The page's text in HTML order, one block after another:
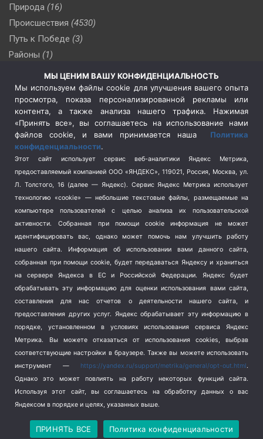
Природа (16)
Происшествия (4530)
Путь к Победе (3)
Районы (1)
(510)
Сельское хозяйство (3)
Социальная политика
(3)
Спецоперация в Украине
Спецоперация на Украине
(404)
Спорт (740)
Терроризм (1)
Транспорт (262)
Туризм (178)
Флот (76)
Школа и спорт (2)
Экология (8)
Экономика (1172)
Copyright © 2026
Политика конфиденциальности
МЫ ЦЕНИМ ВАШУ КОНФИДЕНЦИАЛЬНОСТЬ
Мы используем файлы cookie для улучшения вашего опыта
просмотра, показа персонализированной рекламы или
контента, а также анализа нашего трафика. Нажимая
«Принять все», вы соглашаетесь на использование нами
файлов cookie, и вами принимается наша Политика
конфиденциальности.
Этот сайт использует сервис веб-аналитики Яндекс Метрика,
предоставляемый компанией ООО «ЯНДЕКС», 119021, Россия, Москва, ул.
Л. Толстого, 16 (далее — Яндекс). Сервис Яндекс Метрика использует
технологию «cookie» — небольшие текстовые файлы, размещаемые на
компьютере пользователей с целью анализа их пользовательской
активности.
Собранная при помощи cookie информация не может
идентифицировать вас, однако может помочь нам улучшить работу
нашего сайта. Информация об использовании вами данного сайта,
собранная при помощи cookie, будет передаваться Яндексу и храниться
на сервере Яндекса в ЕС и Российской Федерации. Яндекс будет
обрабатывать эту информацию для оценки использования вами сайта,
составления для нас отчетов о деятельности нашего сайта, и
предоставления других услуг. Яндекс обрабатывает эту информацию в
порядке, установленном в условиях использования сервиса Яндекс
Метрика.
Вы можете отказаться от использования cookies, выбрав
соответствующие настройки в браузере. Также вы можете использовать
инструмент — https://yandex.ru/support/metrika/general/opt-out.html.
Однако это может повлиять на работу некоторых функций сайта.
Используя этот сайт, вы соглашаетесь на обработку данных о вас
Яндексом в порядке и целях, указанных выше.
ПРИНЯТЬ ВСЕ Политика конфиденциальности